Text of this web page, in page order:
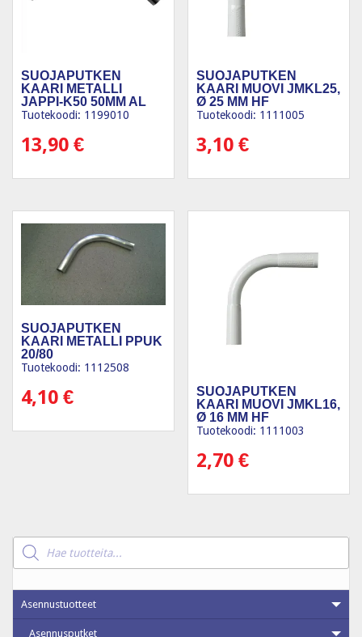
SUOJAPUTKEN
KAARI METALLI
JAPPI-K50 50MM AL
KAARI
Tuotekoodi: 1199010
13,90 €
SUOJAPUTKEN
KAARI MUOVI JMKL25,
Ø 25 MM HF
Tuotekoodi: 1111005
3,10€
SUOJAPUTKEN
KAARI METALLI PPUK
20/80
Tuotekoodi: 1112508
4,10 €
SUOJAPUTKEN
KAARI MUOVI JMKL16,
Ø 16 MM HF
Tuotekoodi: 1111003
2,70€
Products
search
Asennustuotteet
Asennusputket